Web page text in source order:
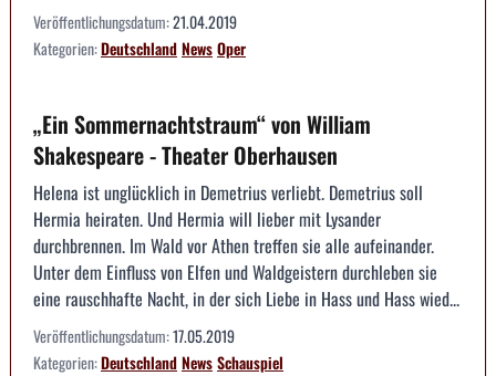
Veröffentlichungsdatum:21.04.2019
Kategorien:DeutschlandNewsOper
„Ein Sommernachtstraum“ von William
Shakespeare - Theater Oberhausen
Helena ist unglücklich in Demetrius verliebt. Demetrius soll
Hermia heiraten. Und Hermia will lieber mit Lysander
durchbrennen. Im Wald vor Athen treffen sie alle aufeinander.
Unter dem Einfluss von Elfen und Waldgeistern durchleben sie
eine rauschhafte Nacht, in der sich Liebe in Hass und Hass wied...
Veröffentlichungsdatum:17.05.2019
Kategorien:DeutschlandNewsSchauspiel